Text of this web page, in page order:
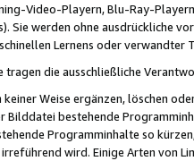
Video-Playern, Blu-Ray-
Sie werden ohne ausdrückliche
Lernens oder
tragen die ausschließliche
Weise ergänzen, löschen
Bilddatei bestehende
Programminhalte so
wird. Einige Arten von